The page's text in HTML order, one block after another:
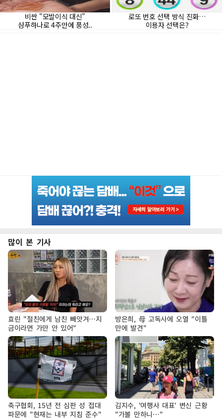
많이 본 기사
효린 "절친에게 남친 빼앗겨…지
금이라면 가만 안 있어"
방은희, 母 고독사에 오열 "이틀
만에 발견"
축구협회, 15년 전 심판 성 접대
파문에 "현재는 내부 지침 준수"
김지수, '여행사 대표' 변신 근황
"가볼 만하니…"